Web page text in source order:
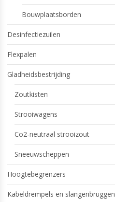
Bouwplaatsborden
Desinfectiezuilen
Flexpalen
Gladheidsbestrijding
Zoutkisten
Strooiwagens
Co2-neutraal strooizout
Sneeuwscheppen
Hoogtebegrenzers
Kabeldrempels en slangenbruggen